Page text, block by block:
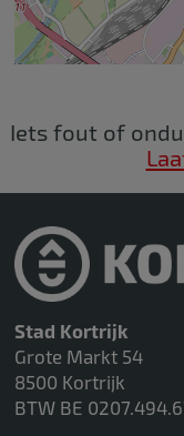
Iets fout of
Stad Kortrijk
Grote Markt 54
8500 Kortrijk
BTW BE